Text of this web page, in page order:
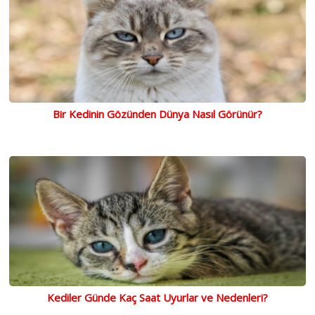
Bir Kedinin Gözünden Dünya Nasıl Görünür?
Kediler Günde Kaç Saat Uyurlar ve Nedenleri?